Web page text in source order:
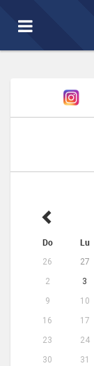
Toggle
Do Lu
26 27
2
3
9
10
16
17
23
24
30
31